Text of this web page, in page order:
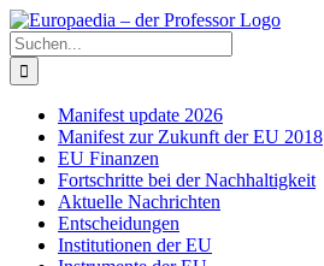
Zum
Inhalt
springen
Facebook
X
Instagram
Pinterest
Suche
nach:
Manifest update 2026
Manifest zur Zukunft der EU 2018
EU Finanzen
Fortschritte bei der Nachhaltigkeit
Aktuelle Nachrichten
Entscheidungen
Institutionen der EU